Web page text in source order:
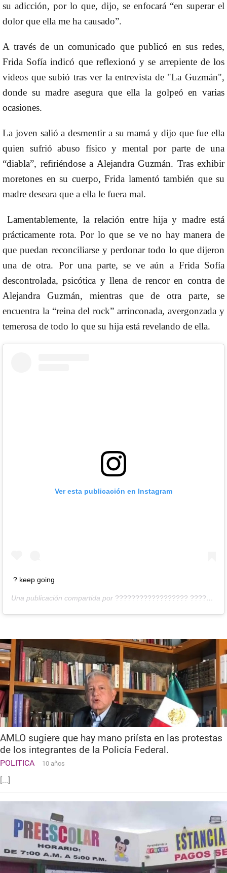
su adicción, por lo que, dijo, se enfocará “en superar el
dolor que ella me ha causado”.
A través de un comunicado que publicó en sus redes,
Frida Sofía indicó que reflexionó y se arrepiente de los
videos que subió tras ver la entrevista de "La Guzmán",
donde su madre asegura que ella la golpeó en varias
ocasiones.
La joven salió a desmentir a su mamá y dijo que fue ella
quien sufrió abuso físico y mental por parte de una
“diabla”, refiriéndose a Alejandra Guzmán. Tras exhibir
moretones en su cuerpo, Frida lamentó también que su
madre deseara que a ella le fuera mal.
Lamentablemente, la relación entre hija y madre está
prácticamente rota. Por lo que se ve no hay manera de
que puedan reconciliarse y perdonar todo lo que dijeron
una de otra. Por una parte, se ve aún a Frida Sofía
descontrolada, psicótica y llena de rencor en contra de
Alejandra Guzmán, mientras que de otra parte, se
encuentra la “reina del rock” arrinconada, avergonzada y
temerosa de todo lo que su hija está revelando de ella.
Ver esta publicación en Instagram
? keep going
Una publicación compartida por ?????????????????? ?????????????????
AMLO sugiere que hay mano priísta en las protestas
de los integrantes de la Policía Federal.
POLITICA 10 años
[...]